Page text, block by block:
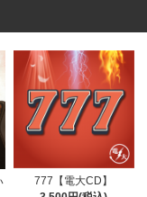
777【電大CD】